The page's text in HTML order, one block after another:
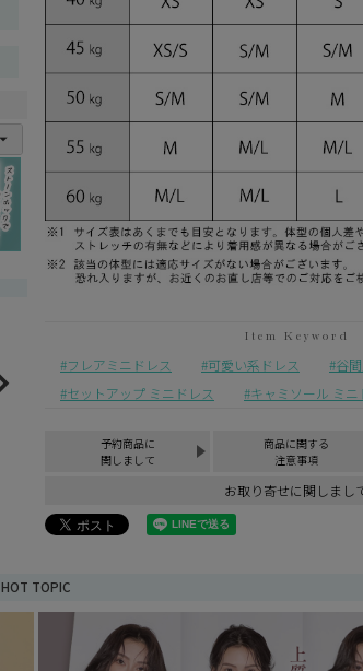
6,900税込 7,900
フレアミニドレス 可愛い系ドレス
谷
セットアップ ミニドレス
キャミソール ミニ
予約商品に
関しまして
商品に関する
注意事項
お取り寄せに関しまし
HOT TOPIC